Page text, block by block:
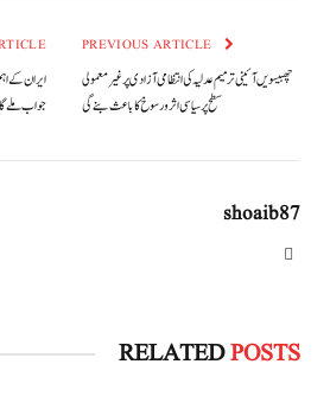
چھبیسویں آئینی ترمیم عدلیہ کی انتظامی آزادی پر غیر معمولی
سطح پر سیاسی اثر و رسوخ کا باعث بنے گی
ایران کے
جواب ملے گا
shoaib87
RELATEDPOSTS